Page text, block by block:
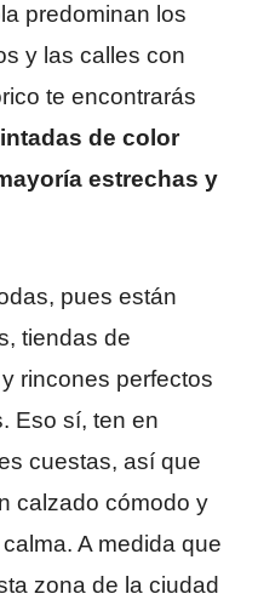
predominan los
y las calles con
te encontrarás
de color
estrechas y
pues están
tiendas de
rincones perfectos
Eso sí, ten en
cuestas, así que
calzado cómodo y
A medida que
zona de la ciudad